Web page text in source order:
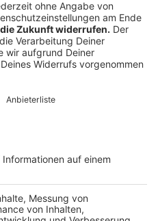
die Brücken
16 weitere